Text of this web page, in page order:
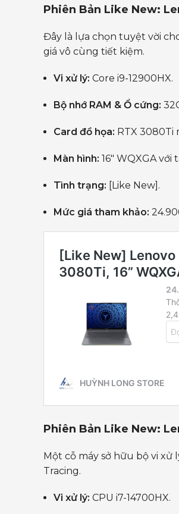
Phiên Bản Like New:
Đây là lựa chọn tuyệt vời
giá vô cùng tiết kiệm.
Vi xử lý: Core i9-12900HX.
Bộ nhớ RAM & Ổ cứng:
Card đồ họa: RTX 3080Ti
Màn hình: 16″ WQXGA với
Tình trạng: [Like New].
Mức giá tham khảo:
Phiên Bản Like New:
Một cỗ máy sở hữu bộ vi xử
Tracing.
Vi xử lý: CPU i7-14700HX.